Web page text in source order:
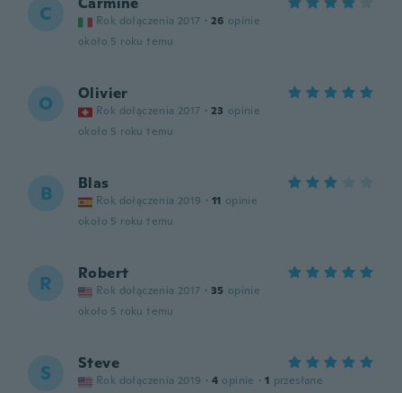
C Rok dołączenia 2017 · 26 opinie
około 5 roku temu
O Olivier
Rok dołączenia 2017 · 23 opinie
około 5 roku temu
B Blas
Rok dołączenia 2019 · 11 opinie
około 5 roku temu
R Robert
Rok dołączenia 2017 · 35 opinie
około 5 roku temu
S Steve
Rok dołączenia 2019 · 4 opinie · 1 przesłane